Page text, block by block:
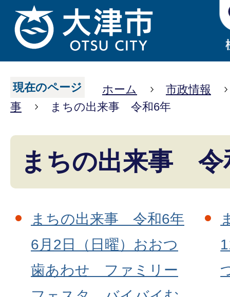
現在のページ ホーム
市政情報
事
まちの出来事 令和6年
まちの出来事 令
まちの出来事 令和6年
6月2日（日曜）おおつ
歯あわせ ファミリー